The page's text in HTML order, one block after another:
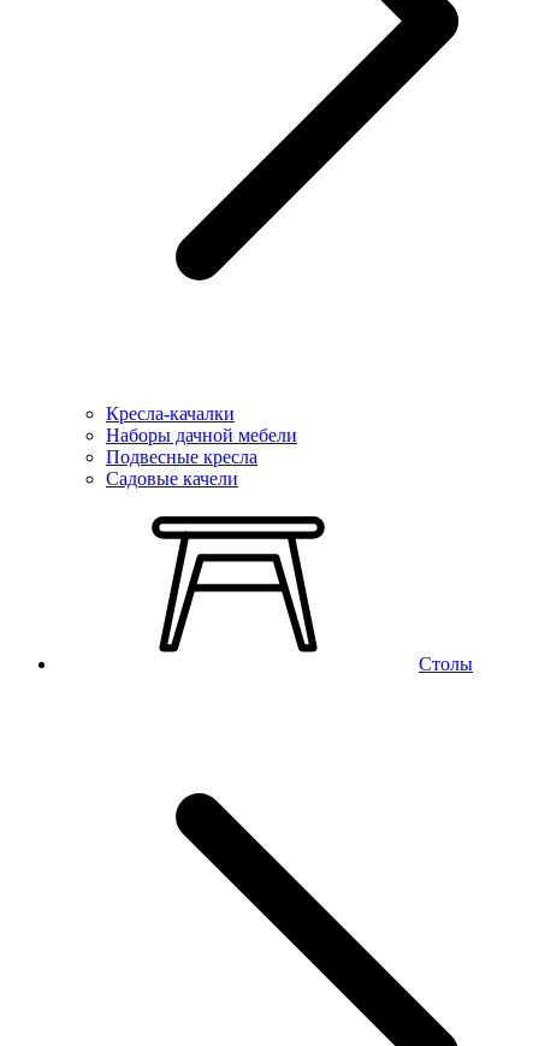
Кресла-качалки
Наборы дачной мебели
Подвесные кресла
Садовые качели
Столы